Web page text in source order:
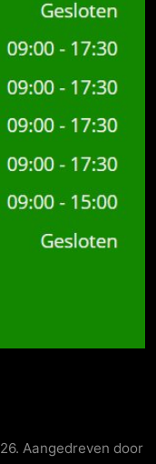
Aangedreven door